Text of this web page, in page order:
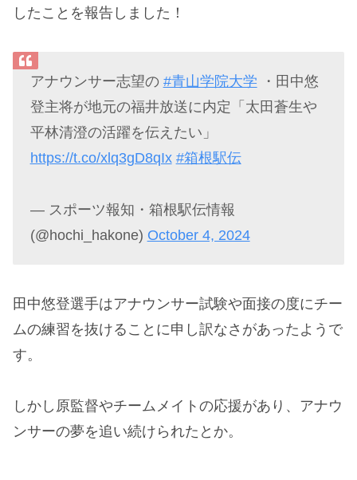
したことを報告しました！
アナウンサー志望の #青山学院大学 ・田中悠
登主将が地元の福井放送に内定「太田蒼生や
平林清澄の活躍を伝えたい」
https://t.co/xlq3gD8qIx #箱根駅伝
— スポーツ報知・箱根駅伝情報
(@hochi_hakone) October 4, 2024
田中悠登選手はアナウンサー試験や面接の度にチー
ムの練習を抜けることに申し訳なさがあったようで
す。
しかし原監督やチームメイトの応援があり、アナウ
ンサーの夢を追い続けられたとか。